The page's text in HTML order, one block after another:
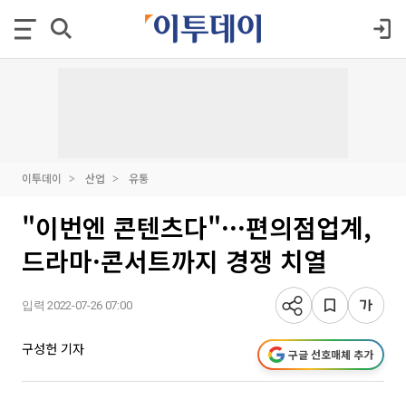
이투데이 산업 유통
"이번엔 콘텐츠다"···편의점업계,
드라마·콘서트까지 경쟁 치열
입력 2022-07-26 07:00
구성헌 기자 구글 선호매체 추가